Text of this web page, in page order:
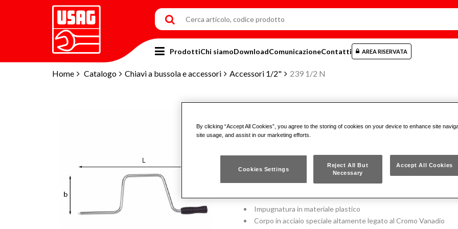
Home Catalogo Chiavi a bussola e accessori Accessori 1/2" 239 1/2 N
ProdottiChi siamoDownloadComunicazioneContatti AREA RISERVATA
MANOVELLA CON
239 1/2 N
Impugnatura in materiale plastico
Corpo in acciaio speciale altamente legato al Cromo Vanadio
By clicking “Accept All Cookies”, you agree to the storing of cookies on your device to enhance site
site usage, and assist in our marketing efforts.
Cookies Settings
Reject All But
Necessary
Accept All Cookies